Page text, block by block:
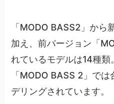
「MODO BASS2」から
加え、前バージョン「
れているモデルは14種
「MODO BASS 2」で
デリングされています。